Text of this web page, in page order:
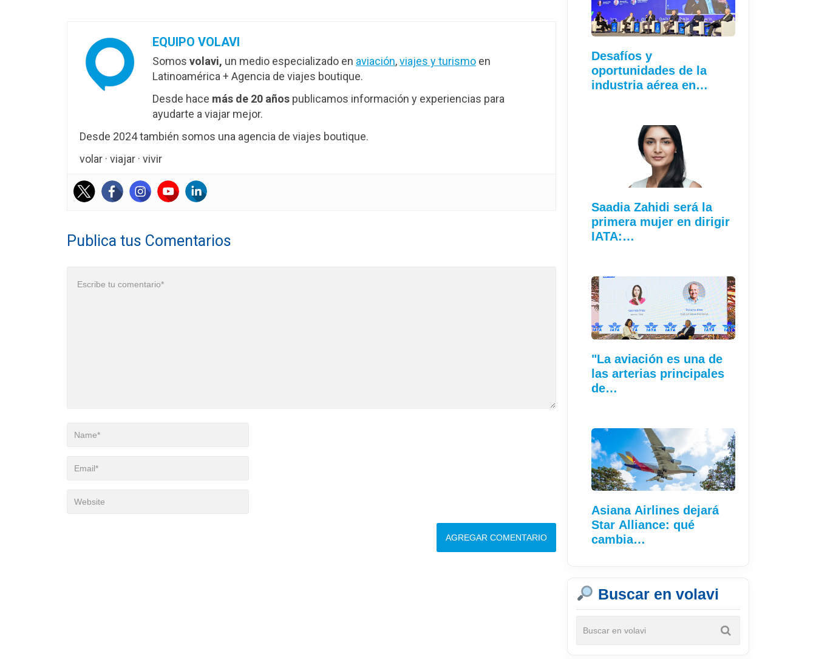
EQUIPO VOLAVI
Somos volavi, un medio especializado en aviación,viajes y turismo en
Latinoamérica + Agencia de viajes boutique.
Desde hace más de 20 años publicamos información y experiencias para
ayudarte a viajar mejor.
Desde 2024 también somos una agencia de viajes boutique.
volar · viajar · vivir
Publica tus Comentarios
Desafíos y
oportunidades de la
industria aérea en…
Saadia Zahidi será la
primera mujer en dirigir
IATA:…
"La aviación es una de
las arterias principales
de…
Asiana Airlines dejará
Star Alliance: qué
cambia…
Buscar en volavi